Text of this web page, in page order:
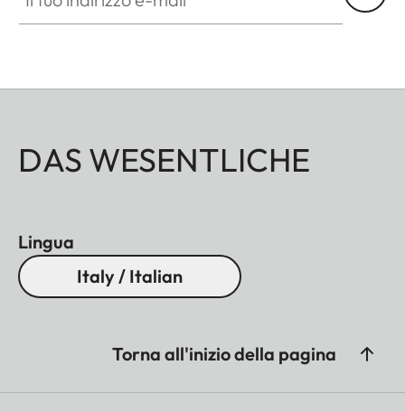
DAS WESENTLICHE
Lingua
Italy / Italian
Torna all'inizio della pagina